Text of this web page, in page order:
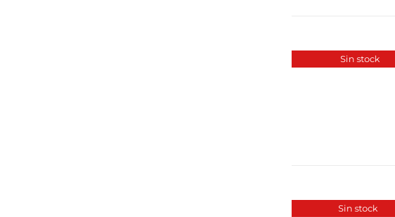
Sin stock
Sin stock